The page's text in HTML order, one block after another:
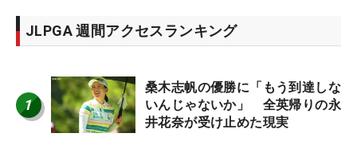
JLPGA 週間アクセスランキング
1
桑木志帆の優勝に「もう到達しな
いんじゃないか」 全英帰りの永
井花奈が受け止めた現実